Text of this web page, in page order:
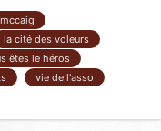
la cité des voleurs
êtes le héros
vie de l'asso